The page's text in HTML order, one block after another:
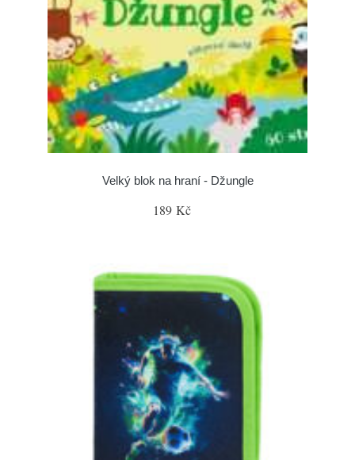
Velký blok na hraní - Džungle
189 Kč